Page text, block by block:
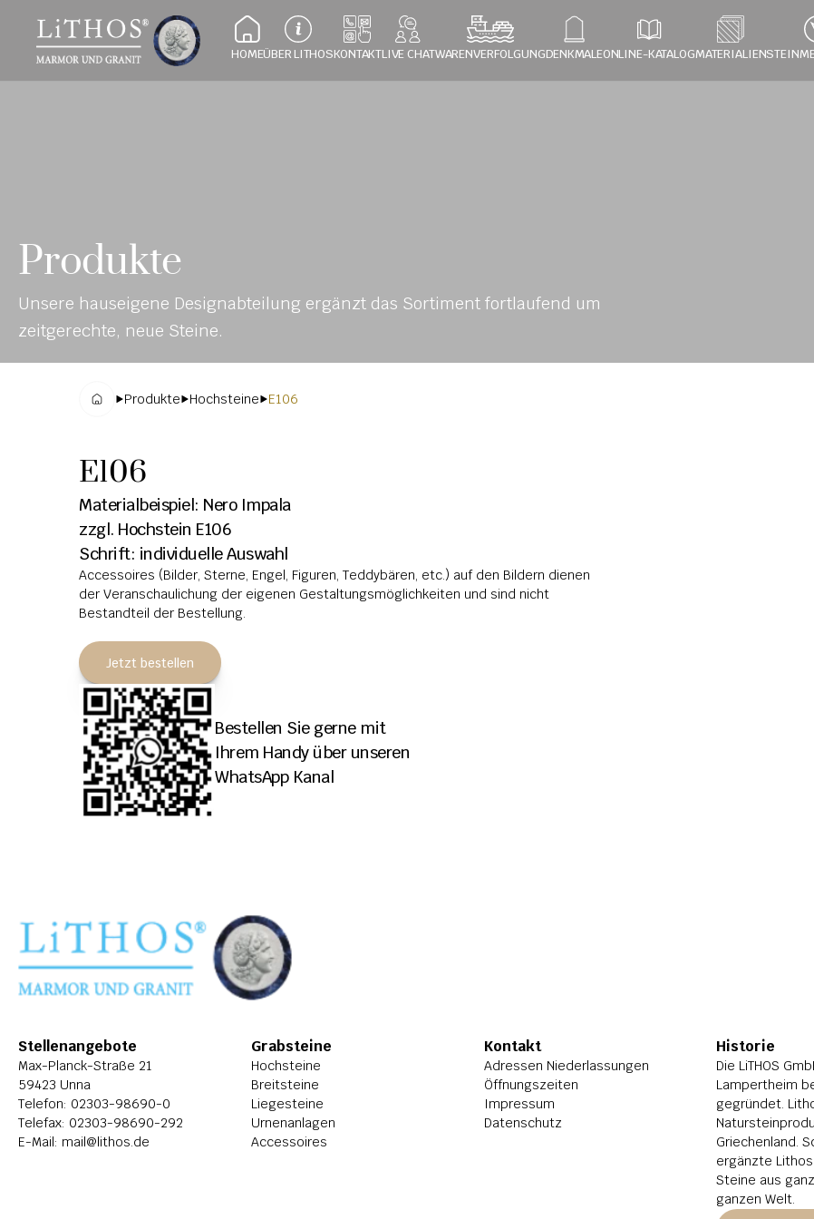
HOMEÜBER LITHOSKONTAKTLIVE CHATWARENVERFOLGUNGDENKMALEONLINE-KATALOGMATERIALIEN
Produkte
Unsere hauseigene Designabteilung ergänzt das Sortiment fortlaufend um
zeitgerechte, neue Steine.
Produkte Hochsteine E106
E106
Materialbeispiel: Nero Impala
zzgl. Hochstein E106
Schrift: individuelle Auswahl
Accessoires (Bilder, Sterne, Engel, Figuren, Teddybären, etc.) auf den Bildern dienen
der Veranschaulichung der eigenen Gestaltungsmöglichkeiten und sind nicht
Bestandteil der Bestellung.
Jetzt bestellen
Bestellen Sie gerne mit
Ihrem Handy über unseren
WhatsApp Kanal
Stellenangebote
Max-Planck-Straße 21
59423 Unna
Telefon: 02303-98690-0
Telefax: 02303-98690-292
E-Mail: mail@lithos.de
Grabsteine
Hochsteine
Breitsteine
Liegesteine
Urnenanlagen
Accessoires
Kontakt
Adressen Niederlassungen
Öffnungszeiten
Impressum
Datenschutz
Historie
Die LiTHOS
Lampertheim
gegründet.
Griechenland.
ergänzte
Steine aus
ganzen Welt.